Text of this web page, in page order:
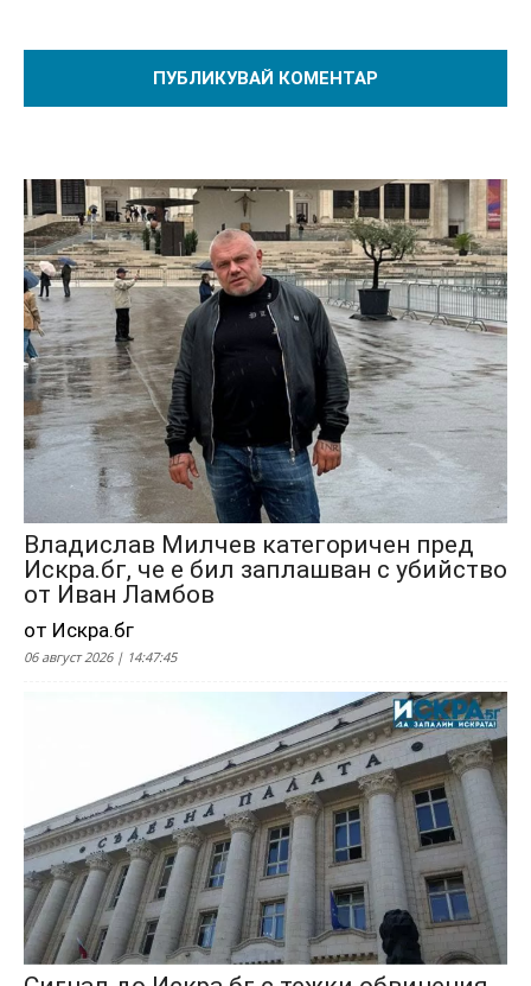
Владислав Милчев категоричен пред
Искра.бг, че е бил заплашван с убийство
от Иван Ламбов
от Искра.бг
06 август 2026 | 14:47:45